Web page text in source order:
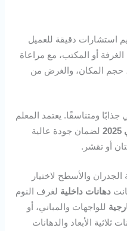
استشارات دقيقة للعميل
أو المكتب، مع مراعاة
حجم المكان، والغرض من
ومتناسقًا. يعتمد المعلم
لضمان جودة عالية
أو تقشر.
الجدران والأسطح لاختيار
دهانات داخلية لغرف النوم
للواجهات والمباني، أو
ثلاثية الأبعاد والدهانات